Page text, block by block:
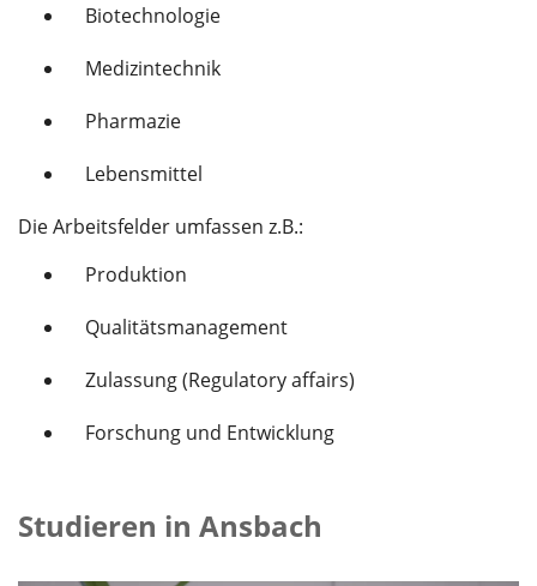
Biotechnologie
Medizintechnik
Pharmazie
Lebensmittel
Die Arbeitsfelder umfassen z.B.:
Produktion
Qualitätsmanagement
Zulassung (Regulatory affairs)
Forschung und Entwicklung
Studieren in Ansbach